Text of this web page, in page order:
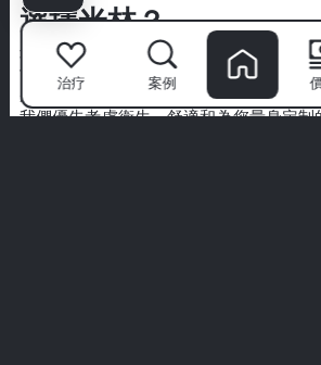
選擇米林？
米林牙科醫院
不僅僅是一個診所—這是自
世界級專家的團隊、先進的技術和以病人
將牙科護理轉變為高端體驗。
我們優先考慮衛生、舒適和為您量身定
治疗 案例